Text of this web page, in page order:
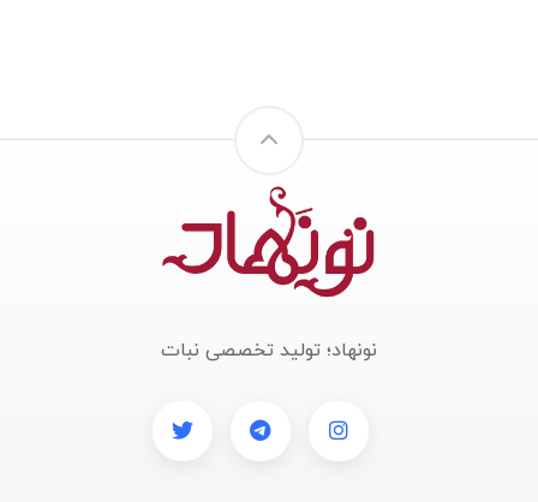
نونهاد؛ تولید تخصصی نبات